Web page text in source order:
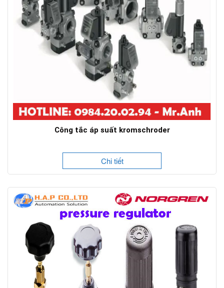
Công tắc áp suất kromschroder
Chi tiết